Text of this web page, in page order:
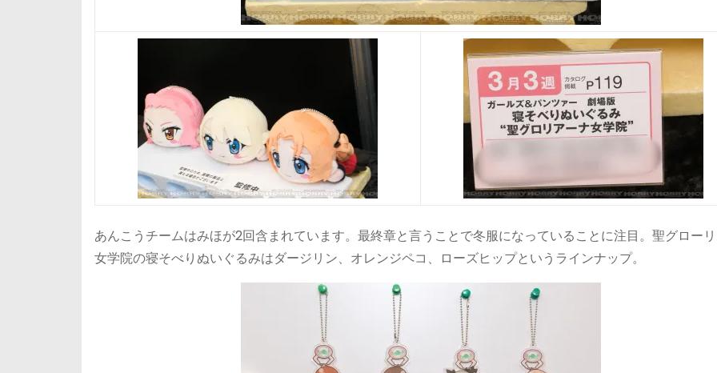
あんこうチームはみほが2回含まれています。最終章と言うことで冬服になっていることに注目。聖グロー
女学院の寝そべりぬいぐるみはダージリン、オレンジペコ、ローズヒップというラインナップ。